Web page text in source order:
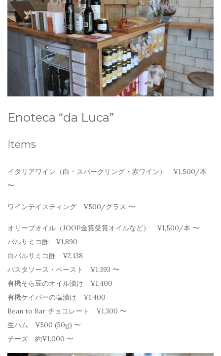
Enoteca “da Luca”
Items
イタリアワイン（白・スパークリング・赤ワイン） ¥1,500/本
〜
ワインテイスティング ¥500/グラス 〜
オリーブオイル（JOOP金賞受賞オイルなど） ¥1,500/本 〜
バルサミコ酢 ¥1,890
白バルサミコ酢 ¥2,138
パスタソース・ペースト ¥1,393 〜
有機そら豆のオイル漬け ¥1,400
有機ケイパーの塩漬け ¥1,400
Bean to Bar チョコレート ¥1,300 〜
生ハム ¥500 (50g) 〜
チーズ 約¥1,000 〜